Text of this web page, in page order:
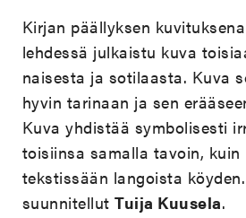
Kirjan päällyksen
lehdessä julkaistu kuva
naisesta ja sotilaasta. Kuva
hyvin tarinaan ja sen
Kuva yhdistää symbolisesti
toisiinsa samalla tavoin, kuin
tekstissään langoista
suunnitellutTuija Kuusela.